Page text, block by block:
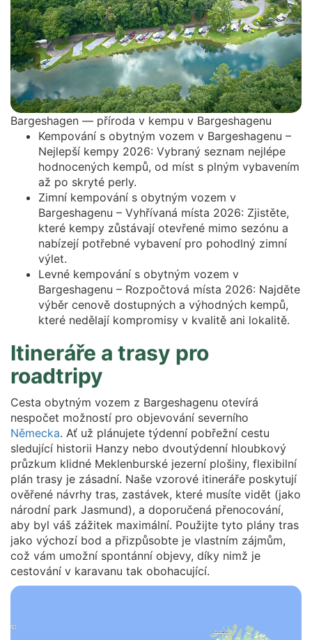
Bargeshagen — příroda v kempu v Bargeshagenu
Kempování s obytným vozem v Bargeshagenu –
Nejlepší kempy 2026: Vybraný seznam nejlépe
hodnocených kempů, od míst s plným vybavením
až po skryté perly.
Zimní kempování s obytným vozem v
Bargeshagenu – Vyhřívaná místa 2026: Zjistěte,
které kempy zůstávají otevřené mimo sezónu a
nabízejí potřebné vybavení pro pohodlný zimní
výlet.
Levné kempování s obytným vozem v
Bargeshagenu – Rozpočtová místa 2026: Najděte
výběr cenově dostupných a výhodných kempů,
které nedělají kompromisy v kvalitě ani lokalitě.
Itineráře a trasy pro
roadtripy
Cesta obytným vozem z Bargeshagenu otevírá
nespočet možností pro objevování severního
Německa. Ať už plánujete týdenní pobřežní cestu
sledující historii Hanzy nebo dvoutýdenní hloubkový
průzkum klidné Meklenburské jezerní plošiny, flexibilní
plán trasy je zásadní. Naše vzorové itineráře poskytují
ověřené návrhy tras, zastávek, které musíte vidět (jako
národní park Jasmund), a doporučená přenocování,
aby byl váš zážitek maximální. Použijte tyto plány tras
jako výchozí bod a přizpůsobte je vlastním zájmům,
což vám umožní spontánní objevy, díky nimž je
cestování v karavanu tak obohacující.